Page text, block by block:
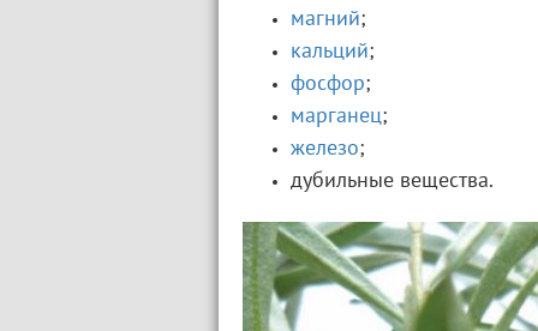
магний;
кальций;
фосфор;
марганец;
железо;
дубильные вещества.